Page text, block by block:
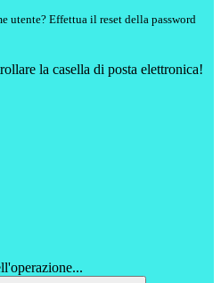
utente? Effettua il reset della password
la casella di posta elettronica!